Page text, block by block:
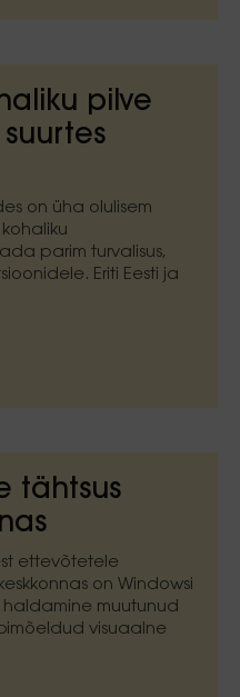
pilve
on üha olulisem
parim turvalisus,
Eriti Eesti ja
tähtsus
ettevõtetele
on Windowsi
haldamine muutunud
visuaalne